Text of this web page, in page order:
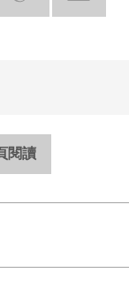
閱讀